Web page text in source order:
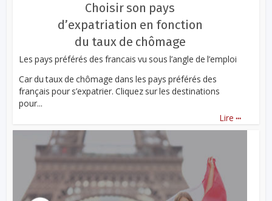
Choisir son pays
d’expatriation en fonction
du taux de chômage
Les pays préférés des francais vu sous l’angle de l’emploi
Car du taux de chômage dans les pays préférés des
français pour s’expatrier. Cliquez sur les destinations
pour...
Lire ...